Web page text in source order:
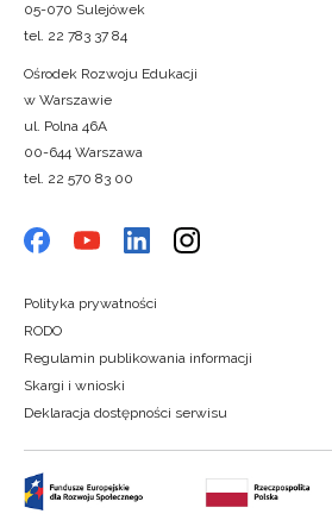
05-070 Sulejówek
tel. 22 783 37 84
Ośrodek Rozwoju Edukacji
w Warszawie
ul. Polna 46A
00-644 Warszawa
tel. 22 570 83 00
Polityka prywatności
RODO
Regulamin publikowania informacji
Skargi i wnioski
Deklaracja dostępności serwisu